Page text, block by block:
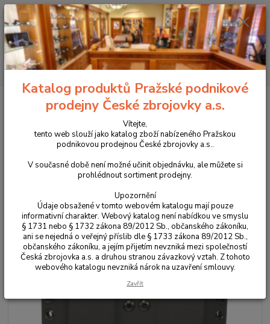
Menu
Hledat
+420 225 375 800
Pouzdra, kufry na zbraně a batohy
Kydexová pouzdra
Zásobníková pouzdra
Vnější kydexové pouzdro na dva zásobníky pro CZ P-
Vnější kydexové pouzdro na dva
zásobníky pro CZ P-10F v ráži
Katalog produktů Pražské podnikové
prodejny České zbrojovky a.s.
Vítejte,
tento web slouží jako katalog zboží nabízeného Pražskou
podnikovou prodejnou České zbrojovky a.s..
V současné době není možné učinit objednávku, ale můžete si
prohlédnout sortiment prodejny.
Upozornění
Údaje obsažené v tomto webovém katalogu mají pouze
informativní charakter. Webový katalog není nabídkou ve smyslu
§ 1731 nebo § 1732 zákona 89/2012 Sb., občanského zákoníku,
ani se nejedná o veřejný příslib dle § 1733 zákona 89/2012 Sb.,
občanského zákoníku, a jejím přijetím nevzniká mezi společností
Česká zbrojovka a.s. a druhou stranou závazkový vztah. Z tohoto
webového katalogu nevzniká nárok na uzavření smlouvy.
Zavřít